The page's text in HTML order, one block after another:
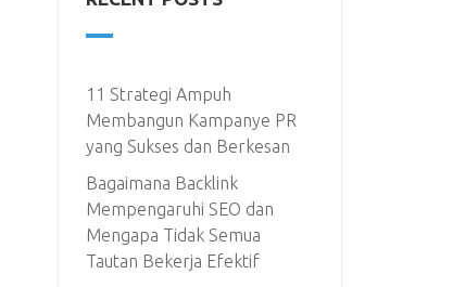
11 Strategi Ampuh
Membangun Kampanye PR
yang Sukses dan Berkesan
Bagaimana Backlink
Mempengaruhi SEO dan
Mengapa Tidak Semua
Tautan Bekerja Efektif